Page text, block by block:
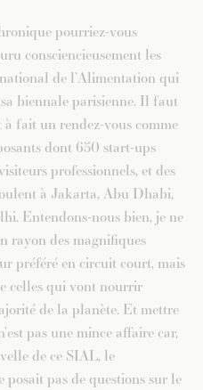
pourriez-vous
consciencieusement les
de l’Alimentation qui
biennale parisienne. Il faut
fait un rendez-vous comme
dont 650 start-ups
professionnels, et des
à Jakarta, Abu Dhabi,
Entendons-nous bien, je ne
rayon des magnifiques
préféré en circuit court, mais
celles qui vont nourrir
de la planète. Et mettre
pas une mince affaire car,
de ce SIAL, le
posait pas de questions sur le